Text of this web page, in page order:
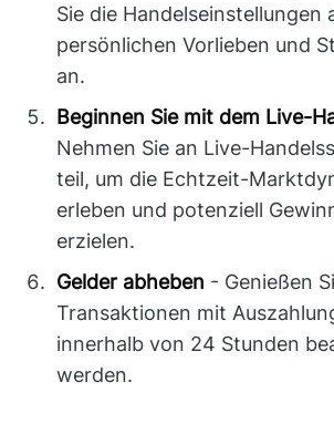
Sie die Handelseinstellungen
persönlichen Vorlieben und
an.
Beginnen Sie mit dem Live-
Nehmen Sie an Live-
teil, um die Echtzeit-
erleben und potenziell
erzielen.
Gelder abheben - Genießen
Transaktionen mit
innerhalb von 24 Stunden
werden.